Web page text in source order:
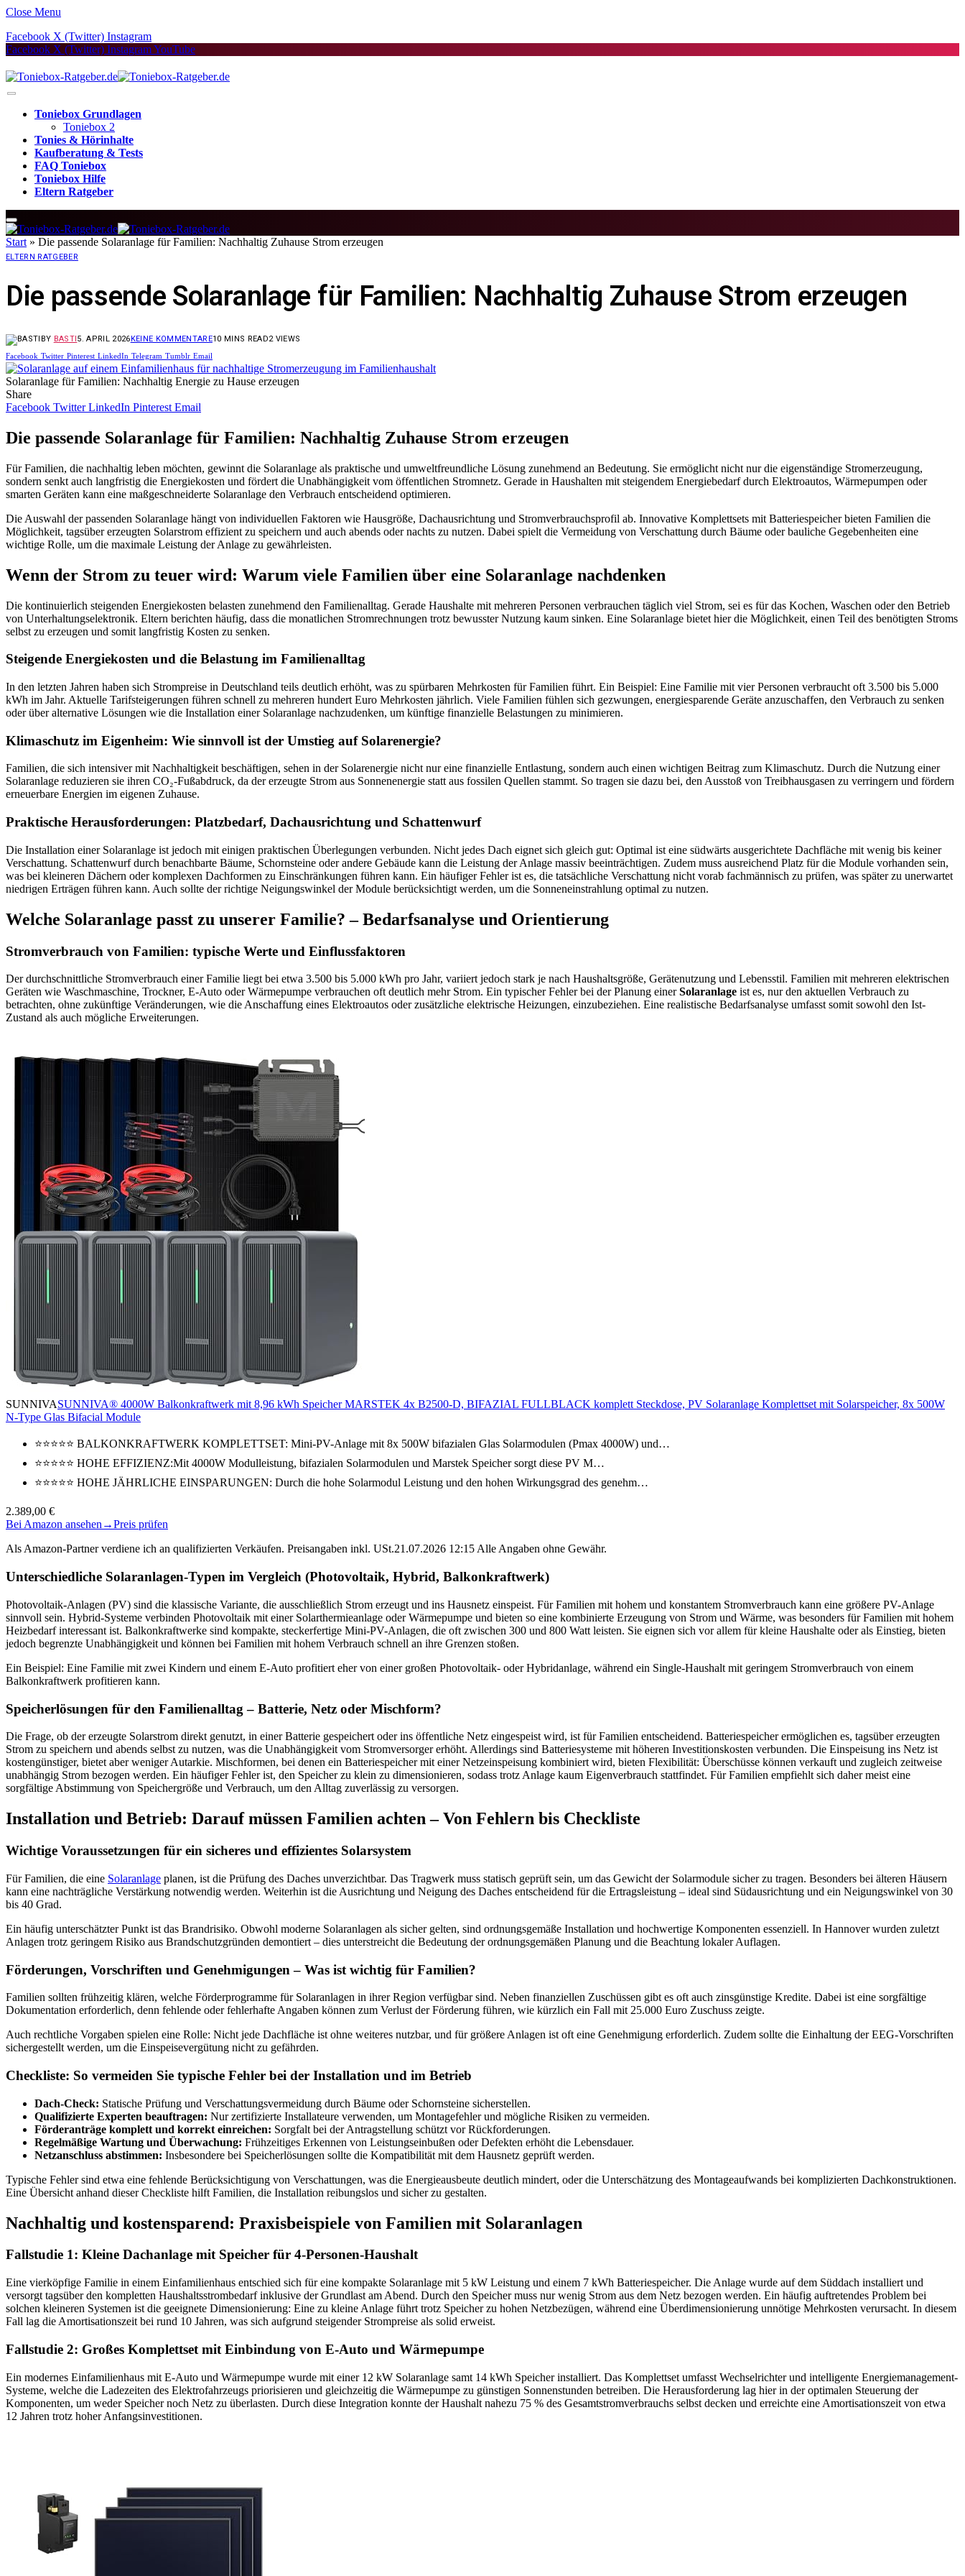
Close Menu
Facebook X (Twitter) Instagram
Facebook X (Twitter) InstagramYouTube
Toniebox Grundlagen
Toniebox 2
Tonies & Hörinhalte
Kaufberatung & Tests
FAQ Toniebox
Toniebox Hilfe
Eltern Ratgeber
Start » Die passende Solaranlage für Familien: Nachhaltig Zuhause Strom erzeugen
ELTERN RATGEBER
Die passende Solaranlage für Familien: Nachhaltig Zuhause Strom erzeugen
BY BASTI5. APRIL 2026KEINE KOMMENTARE10 MINS READ2 VIEWS
Facebook Twitter Pinterest LinkedIn Telegram Tumblr Email
Solaranlage für Familien: Nachhaltig Energie zu Hause erzeugen
Share
Facebook Twitter LinkedIn Pinterest Email
Die passende Solaranlage für Familien: Nachhaltig Zuhause Strom erzeugen
Für Familien, die nachhaltig leben möchten, gewinnt die Solaranlage als praktische und umweltfreundliche Lösung zunehmend an Bedeutung. Sie ermöglicht nicht nur die eigenständige Stromerzeugung,
sondern senkt auch langfristig die Energiekosten und fördert die Unabhängigkeit vom öffentlichen Stromnetz. Gerade in Haushalten mit steigendem Energiebedarf durch Elektroautos, Wärmepumpen oder
smarten Geräten kann eine maßgeschneiderte Solaranlage den Verbrauch entscheidend optimieren.
Die Auswahl der passenden Solaranlage hängt von individuellen Faktoren wie Hausgröße, Dachausrichtung und Stromverbrauchsprofil ab. Innovative Komplettsets mit Batteriespeicher bieten Familien die
Möglichkeit, tagsüber erzeugten Solarstrom effizient zu speichern und auch abends oder nachts zu nutzen. Dabei spielt die Vermeidung von Verschattung durch Bäume oder bauliche Gegebenheiten eine
wichtige Rolle, um die maximale Leistung der Anlage zu gewährleisten.
Wenn der Strom zu teuer wird: Warum viele Familien über eine Solaranlage nachdenken
Die kontinuierlich steigenden Energiekosten belasten zunehmend den Familienalltag. Gerade Haushalte mit mehreren Personen verbrauchen täglich viel Strom, sei es für das Kochen, Waschen oder den Betrieb
von Unterhaltungselektronik. Eltern berichten häufig, dass die monatlichen Stromrechnungen trotz bewusster Nutzung kaum sinken. Eine Solaranlage bietet hier die Möglichkeit, einen Teil des benötigten Stroms
selbst zu erzeugen und somit langfristig Kosten zu senken.
Steigende Energiekosten und die Belastung im Familienalltag
In den letzten Jahren haben sich Strompreise in Deutschland teils deutlich erhöht, was zu spürbaren Mehrkosten für Familien führt. Ein Beispiel: Eine Familie mit vier Personen verbraucht oft 3.500 bis 5.000
kWh im Jahr. Aktuelle Tarifsteigerungen führen schnell zu mehreren hundert Euro Mehrkosten jährlich. Viele Familien fühlen sich gezwungen, energiesparende Geräte anzuschaffen, den Verbrauch zu senken
oder über alternative Lösungen wie die Installation einer Solaranlage nachzudenken, um künftige finanzielle Belastungen zu minimieren.
Klimaschutz im Eigenheim: Wie sinnvoll ist der Umstieg auf Solarenergie?
Familien, die sich intensiver mit Nachhaltigkeit beschäftigen, sehen in der Solarenergie nicht nur eine finanzielle Entlastung, sondern auch einen wichtigen Beitrag zum Klimaschutz. Durch die Nutzung einer
Solaranlage reduzieren sie ihren CO₂-Fußabdruck, da der erzeugte Strom aus Sonnenenergie statt aus fossilen Quellen stammt. So tragen sie dazu bei, den Ausstoß von Treibhausgasen zu verringern und fördern
erneuerbare Energien im eigenen Zuhause.
Praktische Herausforderungen: Platzbedarf, Dachausrichtung und Schattenwurf
Die Installation einer Solaranlage ist jedoch mit einigen praktischen Überlegungen verbunden. Nicht jedes Dach eignet sich gleich gut: Optimal ist eine südwärts ausgerichtete Dachfläche mit wenig bis keiner
Verschattung. Schattenwurf durch benachbarte Bäume, Schornsteine oder andere Gebäude kann die Leistung der Anlage massiv beeinträchtigen. Zudem muss ausreichend Platz für die Module vorhanden sein,
was bei kleineren Dächern oder komplexen Dachformen zu Einschränkungen führen kann. Ein häufiger Fehler ist es, die tatsächliche Verschattung nicht vorab fachmännisch zu prüfen, was später zu unerwartet
niedrigen Erträgen führen kann. Auch sollte der richtige Neigungswinkel der Module berücksichtigt werden, um die Sonneneinstrahlung optimal zu nutzen.
Welche Solaranlage passt zu unserer Familie? – Bedarfsanalyse und Orientierung
Stromverbrauch von Familien: typische Werte und Einflussfaktoren
Der durchschnittliche Stromverbrauch einer Familie liegt bei etwa 3.500 bis 5.000 kWh pro Jahr, variiert jedoch stark je nach Haushaltsgröße, Gerätenutzung und Lebensstil. Familien mit mehreren elektrischen
Geräten wie Waschmaschine, Trockner, E-Auto oder Wärmepumpe verbrauchen oft deutlich mehr Strom. Ein typischer Fehler bei der Planung einerSolaranlage ist es, nur den aktuellen Verbrauch zu
betrachten, ohne zukünftige Veränderungen, wie die Anschaffung eines Elektroautos oder zusätzliche elektrische Heizungen, einzubeziehen. Eine realistische Bedarfsanalyse umfasst somit sowohl den Ist-
Zustand als auch mögliche Erweiterungen.
SUNNIVASUNNIVA® 4000W Balkonkraftwerk mit 8,96 kWh Speicher MARSTEK 4x B2500-D, BIFAZIAL FULLBLACK komplett Steckdose, PV Solaranlage Komplettset mit Solarspeicher, 8x 500W
N-Type Glas Bifacial Module
⭐⭐⭐⭐⭐ BALKONKRAFTWERK KOMPLETTSET: Mini-PV-Anlage mit 8x 500W bifazialen Glas Solarmodulen (Pmax 4000W) und…
⭐⭐⭐⭐⭐ HOHE EFFIZIENZ:Mit 4000W Modulleistung, bifazialen Solarmodulen und Marstek Speicher sorgt diese PV M…
⭐⭐⭐⭐⭐ HOHE JÄHRLICHE EINSPARUNGEN: Durch die hohe Solarmodul Leistung und den hohen Wirkungsgrad des genehm…
2.389,00 €
Bei Amazon ansehen →Preis prüfen
Als Amazon-Partner verdiene ich an qualifizierten Verkäufen. Preisangaben inkl. USt.21.07.2026 12:15 Alle Angaben ohne Gewähr.
Unterschiedliche Solaranlagen-Typen im Vergleich (Photovoltaik, Hybrid, Balkonkraftwerk)
Photovoltaik-Anlagen (PV) sind die klassische Variante, die ausschließlich Strom erzeugt und ins Hausnetz einspeist. Für Familien mit hohem und konstantem Stromverbrauch kann eine größere PV-Anlage
sinnvoll sein. Hybrid-Systeme verbinden Photovoltaik mit einer Solarthermieanlage oder Wärmepumpe und bieten so eine kombinierte Erzeugung von Strom und Wärme, was besonders für Familien mit hohem
Heizbedarf interessant ist. Balkonkraftwerke sind kompakte, steckerfertige Mini-PV-Anlagen, die oft zwischen 300 und 800 Watt leisten. Sie eignen sich vor allem für kleine Haushalte oder als Einstieg, bieten
jedoch begrenzte Unabhängigkeit und können bei Familien mit hohem Verbrauch schnell an ihre Grenzen stoßen.
Ein Beispiel: Eine Familie mit zwei Kindern und einem E-Auto profitiert eher von einer großen Photovoltaik- oder Hybridanlage, während ein Single-Haushalt mit geringem Stromverbrauch von einem
Balkonkraftwerk profitieren kann.
Speicherlösungen für den Familienalltag – Batterie, Netz oder Mischform?
Die Frage, ob der erzeugte Solarstrom direkt genutzt, in einer Batterie gespeichert oder ins öffentliche Netz eingespeist wird, ist für Familien entscheidend. Batteriespeicher ermöglichen es, tagsüber erzeugten
Strom zu speichern und abends selbst zu nutzen, was die Unabhängigkeit vom Stromversorger erhöht. Allerdings sind Batteriesysteme mit höheren Investitionskosten verbunden. Die Einspeisung ins Netz ist
kostengünstiger, bietet aber weniger Autarkie. Mischformen, bei denen ein Batteriespeicher mit einer Netzeinspeisung kombiniert wird, bieten Flexibilität: Überschüsse können verkauft und zugleich zeitweise
unabhängig Strom bezogen werden. Ein häufiger Fehler ist, den Speicher zu klein zu dimensionieren, sodass trotz Anlage kaum Eigenverbrauch stattfindet. Für Familien empfiehlt sich daher meist eine
sorgfältige Abstimmung von Speichergröße und Verbrauch, um den Alltag zuverlässig zu versorgen.
Installation und Betrieb: Darauf müssen Familien achten – Von Fehlern bis Checkliste
Wichtige Voraussetzungen für ein sicheres und effizientes Solarsystem
Für Familien, die eine Solaranlage planen, ist die Prüfung des Daches unverzichtbar. Das Tragwerk muss statisch geprüft sein, um das Gewicht der Solarmodule sicher zu tragen. Besonders bei älteren Häusern
kann eine nachträgliche Verstärkung notwendig werden. Weiterhin ist die Ausrichtung und Neigung des Daches entscheidend für die Ertragsleistung – ideal sind Südausrichtung und ein Neigungswinkel von 30
bis 40 Grad.
Ein häufig unterschätzter Punkt ist das Brandrisiko. Obwohl moderne Solaranlagen als sicher gelten, sind ordnungsgemäße Installation und hochwertige Komponenten essenziell. In Hannover wurden zuletzt
Anlagen trotz geringem Risiko aus Brandschutzgründen demontiert – dies unterstreicht die Bedeutung der ordnungsgemäßen Planung und die Beachtung lokaler Auflagen.
Förderungen, Vorschriften und Genehmigungen – Was ist wichtig für Familien?
Familien sollten frühzeitig klären, welche Förderprogramme für Solaranlagen in ihrer Region verfügbar sind. Neben finanziellen Zuschüssen gibt es oft auch zinsgünstige Kredite. Dabei ist eine sorgfältige
Dokumentation erforderlich, denn fehlende oder fehlerhafte Angaben können zum Verlust der Förderung führen, wie kürzlich ein Fall mit 25.000 Euro Zuschuss zeigte.
Auch rechtliche Vorgaben spielen eine Rolle: Nicht jede Dachfläche ist ohne weiteres nutzbar, und für größere Anlagen ist oft eine Genehmigung erforderlich. Zudem sollte die Einhaltung der EEG-Vorschriften
sichergestellt werden, um die Einspeisevergütung nicht zu gefährden.
Checkliste: So vermeiden Sie typische Fehler bei der Installation und im Betrieb
Dach-Check: Statische Prüfung und Verschattungsvermeidung durch Bäume oder Schornsteine sicherstellen.
Qualifizierte Experten beauftragen: Nur zertifizierte Installateure verwenden, um Montagefehler und mögliche Risiken zu vermeiden.
Förderanträge komplett und korrekt einreichen: Sorgfalt bei der Antragstellung schützt vor Rückforderungen.
Regelmäßige Wartung und Überwachung: Frühzeitiges Erkennen von Leistungseinbußen oder Defekten erhöht die Lebensdauer.
Netzanschluss abstimmen: Insbesondere bei Speicherlösungen sollte die Kompatibilität mit dem Hausnetz geprüft werden.
Typische Fehler sind etwa eine fehlende Berücksichtigung von Verschattungen, was die Energieausbeute deutlich mindert, oder die Unterschätzung des Montageaufwands bei komplizierten Dachkonstruktionen.
Eine Übersicht anhand dieser Checkliste hilft Familien, die Installation reibungslos und sicher zu gestalten.
Nachhaltig und kostensparend: Praxisbeispiele von Familien mit Solaranlagen
Fallstudie 1: Kleine Dachanlage mit Speicher für 4-Personen-Haushalt
Eine vierköpfige Familie in einem Einfamilienhaus entschied sich für eine kompakte Solaranlage mit 5 kW Leistung und einem 7 kWh Batteriespeicher. Die Anlage wurde auf dem Süddach installiert und
versorgt tagsüber den kompletten Haushaltsstrombedarf inklusive der Grundlast am Abend. Durch den Speicher muss nur wenig Strom aus dem Netz bezogen werden. Ein häufig auftretendes Problem bei
solchen kleineren Systemen ist die geeignete Dimensionierung: Eine zu kleine Anlage führt trotz Speicher zu hohen Netzbezügen, während eine Überdimensionierung unnötige Mehrkosten verursacht. In diesem
Fall lag die Amortisationszeit bei rund 10 Jahren, was sich aufgrund steigender Strompreise als solid erweist.
Fallstudie 2: Großes Komplettset mit Einbindung von E-Auto und Wärmepumpe
Ein modernes Einfamilienhaus mit E-Auto und Wärmepumpe wurde mit einer 12 kW Solaranlage samt 14 kWh Speicher installiert. Das Komplettset umfasst Wechselrichter und intelligente Energiemanagement-
Systeme, welche die Ladezeiten des Elektrofahrzeugs priorisieren und gleichzeitig die Wärmepumpe zu günstigen Sonnenstunden betreiben. Die Herausforderung lag hier in der optimalen Steuerung der
Komponenten, um weder Speicher noch Netz zu überlasten. Durch diese Integration konnte der Haushalt nahezu 75 % des Gesamtstromverbrauchs selbst decken und erreichte eine Amortisationszeit von etwa
12 Jahren trotz hoher Anfangsinvestitionen.